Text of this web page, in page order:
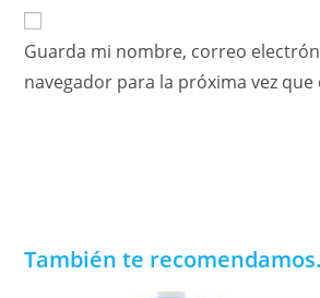
Guarda mi nombre, correo
navegador para la próxima vez que
También te